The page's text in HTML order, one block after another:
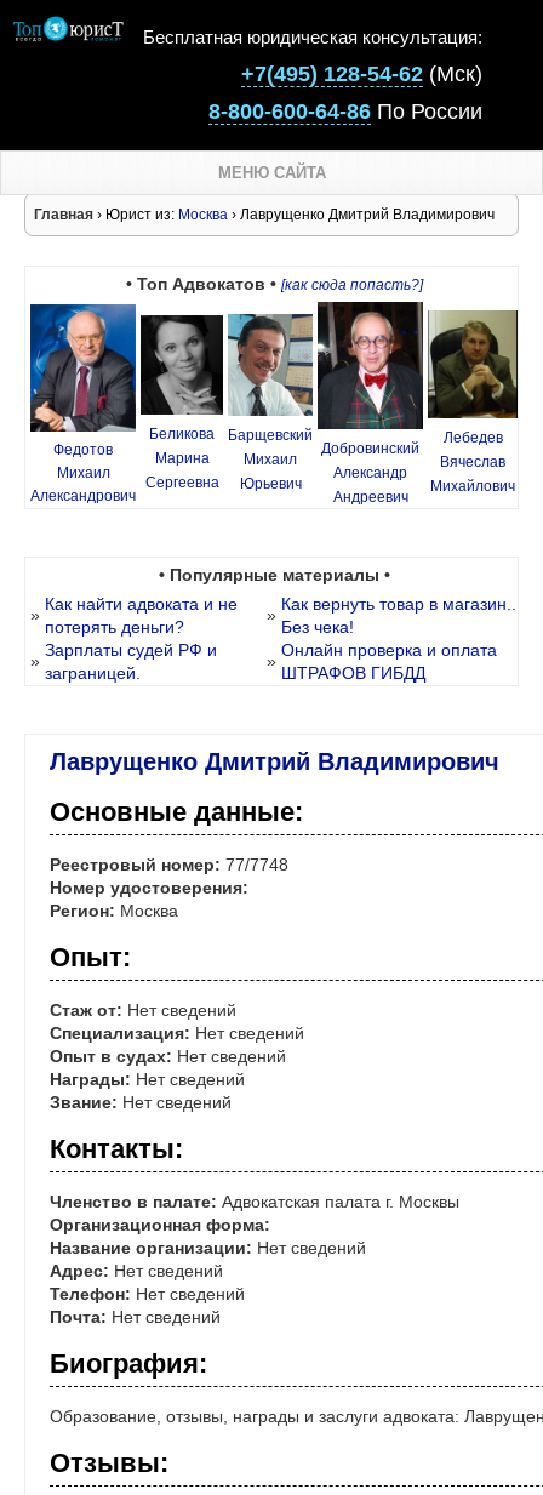
Бесплатная юридическая консультация:
+7(495) 128-54-62 (Мск)
8-800-600-64-86 По России
МЕНЮ САЙТА
Главная › Юрист из: Москва › Лаврущенко Дмитрий Владимирович
• Топ Адвокатов • [как сюда попасть?]
Федотов
Михаил
Александрович
Беликова
Марина
Сергеевна
Барщевский
Михаил
Юрьевич
Добровинский
Александр
Андреевич
Лебедев
Вячеслав
Михайлович
• Популярные материалы •
»
Как найти адвоката и не
потерять деньги?
»
Как вернуть товар в магазин..
Без чека!
»
Зарплаты судей РФ и
заграницей.
»
Онлайн проверка и оплата
ШТРАФОВ ГИБДД
Лаврущенко Дмитрий Владимирович
Основные данные:
Реестровый номер: 77/7748
Номер удостоверения:
Регион: Москва
Опыт:
Стаж от: Нет сведений
Специализация: Нет сведений
Опыт в судах: Нет сведений
Награды: Нет сведений
Звание: Нет сведений
Контакты:
Членство в палате: Адвокатская палата г. Москвы
Организационная форма:
Название организации: Нет сведений
Адрес: Нет сведений
Телефон: Нет сведений
Почта: Нет сведений
Биография:
Образование, отзывы, награды и заслуги адвоката:
Отзывы: